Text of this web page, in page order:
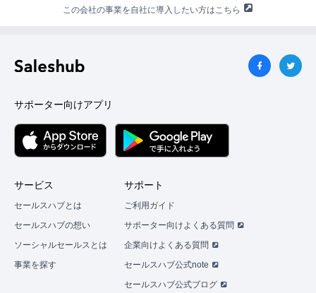
この会社の事業を自社に導入したい方はこちら
サポーター向けアプリ
サービス
セールスハブとは
セールスハブの想い
ソーシャルセールスとは
事業を探す
サポート
ご利用ガイド
サポーター向けよくある質問
企業向けよくある質問
セールスハブ公式note
セールスハブ公式ブログ